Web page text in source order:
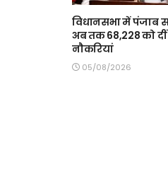
विधानसभा में पंजाब
अब तक 68,228 काे
नाैकरियां
05/08/2026